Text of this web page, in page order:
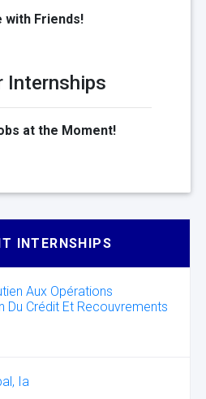
with Friends!
Internships
at the Moment!
INTERNSHIPS
Aux Opérations
Du Crédit Et Recouvrements
Ia